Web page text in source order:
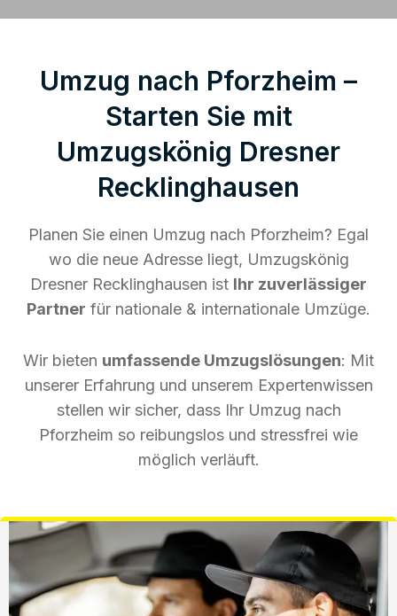
Umzug nach Pforzheim –
Starten Sie mit
Umzugskönig Dresner
Recklinghausen
Planen Sie einen Umzug nach Pforzheim? Egal
wo die neue Adresse liegt, Umzugskönig
Dresner Recklinghausen ist Ihr zuverlässiger
Partner für nationale & internationale Umzüge.
Wir bieten umfassende Umzugslösungen: Mit
unserer Erfahrung und unserem Expertenwissen
stellen wir sicher, dass Ihr Umzug nach
Pforzheim so reibungslos und stressfrei wie
möglich verläuft.